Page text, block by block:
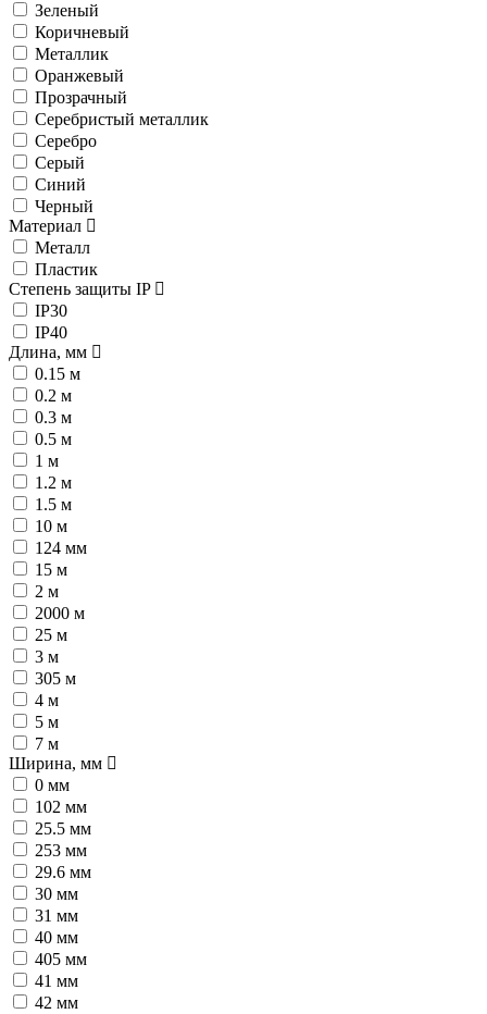
Зеленый
Коричневый
Металлик
Оранжевый
Прозрачный
Серебристый металлик
Серебро
Серый
Синий
Черный
Материал
Металл
Пластик
Степень защиты IP
IP30
IP40
Длина, мм
0.15 м
0.2 м
0.3 м
0.5 м
1 м
1.2 м
1.5 м
10 м
124 мм
15 м
2 м
2000 м
25 м
3 м
305 м
4 м
5 м
7 м
Ширина, мм
0 мм
102 мм
25.5 мм
253 мм
29.6 мм
30 мм
31 мм
40 мм
405 мм
41 мм
42 мм